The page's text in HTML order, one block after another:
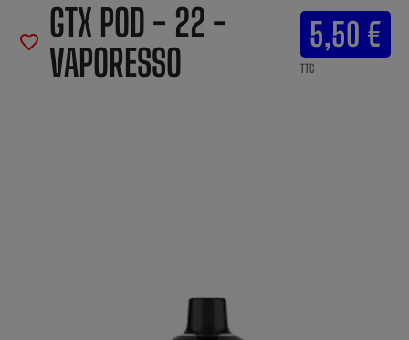
favorite_border GTX POD - 22 -
VAPORESSO
5,50 €
TTC